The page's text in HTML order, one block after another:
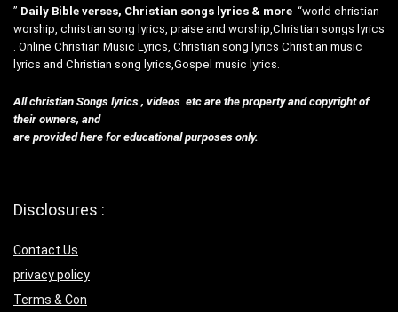
” Daily Bible verses, Christian songs lyrics & more “world christian
worship, christian song lyrics, praise and worship,Christian songs lyrics
. Online Christian Music Lyrics, Christian song lyrics Christian music
lyrics and Christian song lyrics,Gospel music lyrics.
All christian Songs lyrics , videos etc are the property and copyright of
their owners, and
are provided here for educational purposes only.
Disclosures :
Contact Us
privacy policy
Terms & Con